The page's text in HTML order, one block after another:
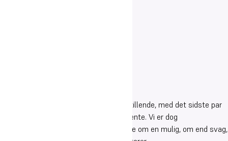
Dette anser vi for nogenlunde tilfredsstillende, med det sidste par
års coronabetingede nedlukninger in mente. Vi er dog
opmærksomme på, at der kan være tale om en mulig, om end svag,